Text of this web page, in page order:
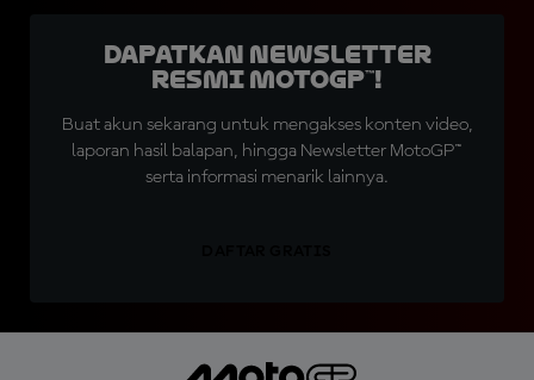
Dapatkan Newsletter
Resmi MotoGP™!
Buat akun sekarang untuk mengakses konten video,
laporan hasil balapan, hingga Newsletter MotoGP™
serta informasi menarik lainnya.